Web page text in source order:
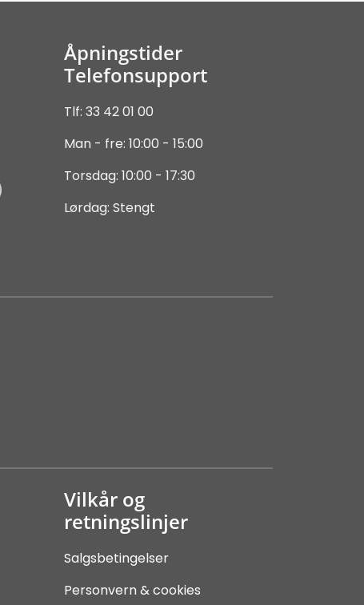
Åpningstider
Telefonsupport
Tlf: 33 42 01 00
Man - fre: 10:00 - 15:00
Torsdag: 10:00 - 17:30
Lørdag: Stengt
Vilkår og
retningslinjer
Salgsbetingelser
Personvern & cookies